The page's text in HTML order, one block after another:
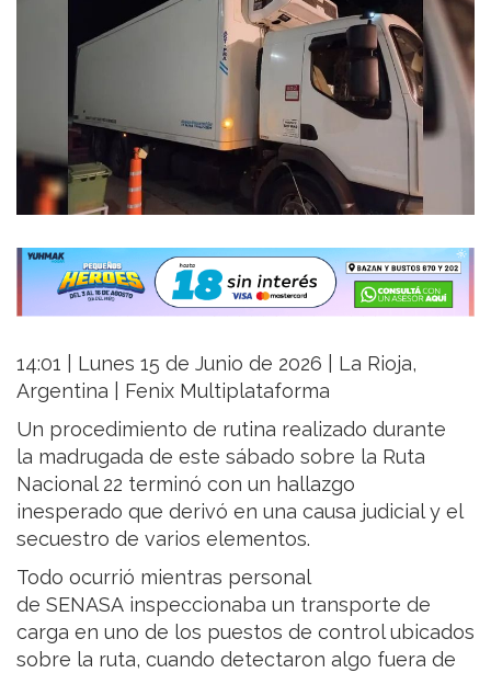
14:01 | Lunes 15 de Junio de 2026 | La Rioja,
Argentina | Fenix Multiplataforma
Un procedimiento de rutina realizado durante
la madrugada de este sábado sobre la Ruta
Nacional 22 terminó con un hallazgo
inesperado que derivó en una causa judicial y el
secuestro de varios elementos.
Todo ocurrió mientras personal
de SENASA inspeccionaba un transporte de
carga en uno de los puestos de control ubicados
sobre la ruta, cuando detectaron algo fuera de